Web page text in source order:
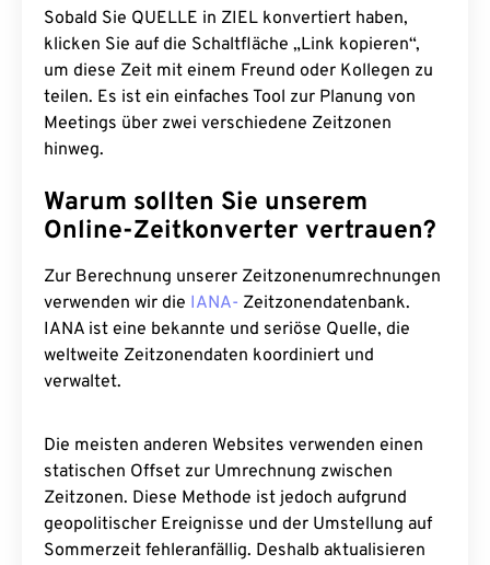
Sobald Sie QUELLE in ZIEL konvertiert haben,
klicken Sie auf die Schaltfläche „Link kopieren“,
um diese Zeit mit einem Freund oder Kollegen zu
teilen. Es ist ein einfaches Tool zur Planung von
Meetings über zwei verschiedene Zeitzonen
hinweg.
Warum sollten Sie unserem
Online-Zeitkonverter vertrauen?
Zur Berechnung unserer Zeitzonenumrechnungen
verwenden wir die IANA- Zeitzonendatenbank.
IANA ist eine bekannte und seriöse Quelle, die
weltweite Zeitzonendaten koordiniert und
verwaltet.
Die meisten anderen Websites verwenden einen
statischen Offset zur Umrechnung zwischen
Zeitzonen. Diese Methode ist jedoch aufgrund
geopolitischer Ereignisse und der Umstellung auf
Sommerzeit fehleranfällig. Deshalb aktualisieren